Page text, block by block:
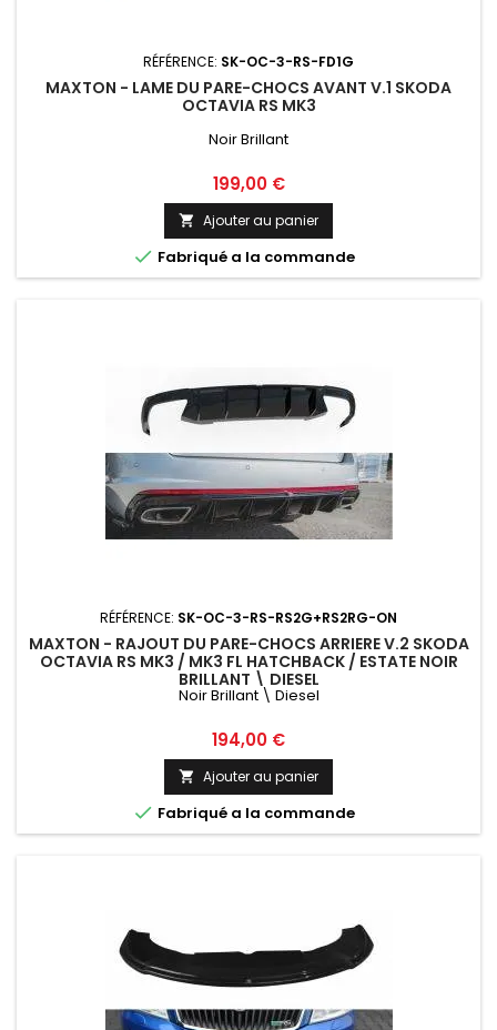
RÉFÉRENCE: SK-OC-3-RS-FD1G
MAXTON - LAME DU PARE-CHOCS AVANT V.1 SKODA
OCTAVIA RS MK3
Noir Brillant
Prix
199,00 €
 Ajouter au panier
 Fabriqué a la commande
RÉFÉRENCE: SK-OC-3-RS-RS2G+RS2RG-ON
MAXTON - RAJOUT DU PARE-CHOCS ARRIERE V.2 SKODA
OCTAVIA RS MK3 / MK3 FL HATCHBACK / ESTATE NOIR
BRILLANT \ DIESEL
Noir Brillant \ Diesel
Prix
194,00 €
 Ajouter au panier
 Fabriqué a la commande